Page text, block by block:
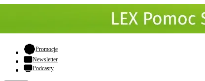
Promocje- otwiera się w nowej karcie
Newsletter
Podcasty